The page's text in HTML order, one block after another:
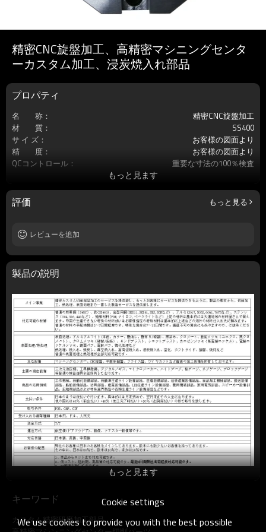
精密CNC旋盤加工、高精密マシニングセンタ
ーカスタム加工、浸炭焼入れ部品
プロパティ
名 称：
精密CNC旋盤加工
材 質：
SS400
サ イ ズ：
お客様の図面より
精 度：
お客様の図面より
QCコントロール：
重要な寸法の100％検査
加工工程：
CNC精密旋盤切削/MC切削/研磨加工
熱処理：
浸炭焼入れ
もっと見ます
評価 もっと見る
レビューを追加
製品の説明
もっと見ます
キーワード
カスタム精密研磨加工部品
Cookie settings
We use cookies to provide you with the best possible